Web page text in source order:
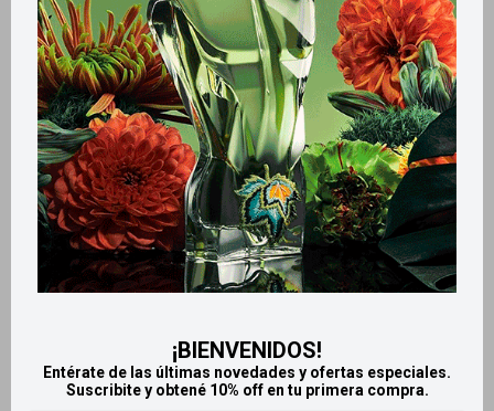
¡BIENVENIDOS!
Entérate de las últimas novedades y ofertas especiales.
Suscribite y obtené 10% off en tu primera compra.
Retiros gratuitos en tiendas
Productos que te pueden interesar